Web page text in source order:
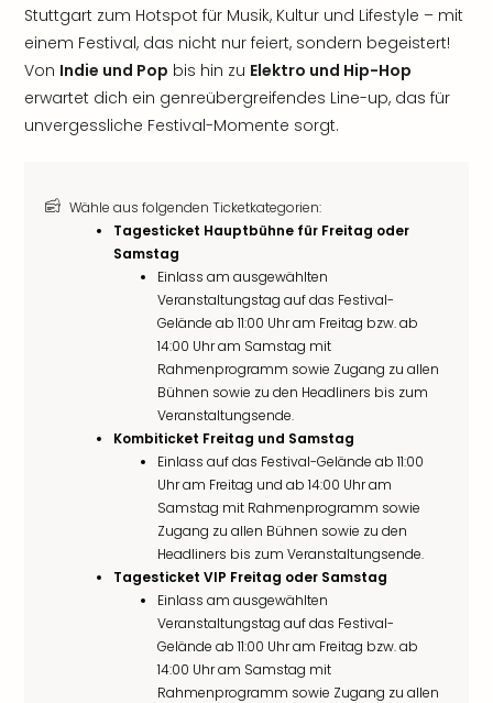
Stuttgart zum Hotspot für Musik, Kultur und Lifestyle – mit
einem Festival, das nicht nur feiert, sondern begeistert!
Von Indie und Pop bis hin zu Elektro und Hip-Hop
erwartet dich ein genreübergreifendes Line-up, das für
unvergessliche Festival-Momente sorgt.
Wähle aus folgenden Ticketkategorien:
Tagesticket Hauptbühne für Freitag oder
Samstag
Einlass am ausgewählten
Veranstaltungstag auf das Festival-
Gelände ab 11:00 Uhr am Freitag bzw. ab
14:00 Uhr am Samstag mit
Rahmenprogramm sowie Zugang zu allen
Bühnen sowie zu den Headliners bis zum
Veranstaltungsende.
Kombiticket Freitag und Samstag
Einlass auf das Festival-Gelände ab 11:00
Uhr am Freitag und ab 14:00 Uhr am
Samstag mit Rahmenprogramm sowie
Zugang zu allen Bühnen sowie zu den
Headliners bis zum Veranstaltungsende.
Tagesticket VIP Freitag oder Samstag
Einlass am ausgewählten
Veranstaltungstag auf das Festival-
Gelände ab 11:00 Uhr am Freitag bzw. ab
14:00 Uhr am Samstag mit
Rahmenprogramm sowie Zugang zu allen